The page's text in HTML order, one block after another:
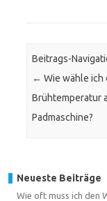
Beitrags-
← Wie wähle ich
Brühtemperatur
Padmaschine?
Neueste Beiträge
Wie oft muss ich den